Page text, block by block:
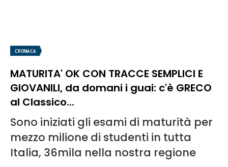
CRONACA
MATURITA' OK CON TRACCE SEMPLICI E
GIOVANILI, da domani i guai: c'è GRECO
al Classico...
Sono iniziati gli esami di maturità per
mezzo milione di studenti in tutta
Italia, 36mila nella nostra regione